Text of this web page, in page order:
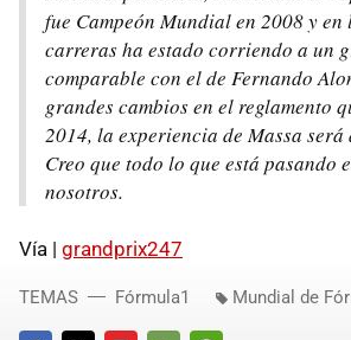
fue Campeón Mundial en 2008 y en
carreras ha estado corriendo a un
comparable con el de Fernando
grandes cambios en el reglamento
2014, la experiencia de Massa será
Creo que todo lo que está pasando
nosotros.
Vía | grandprix247
TEMAS Fórmula1 Mundial de